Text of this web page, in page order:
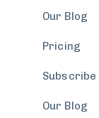
Our Blog
Pricing
Subscribe
Our Blog